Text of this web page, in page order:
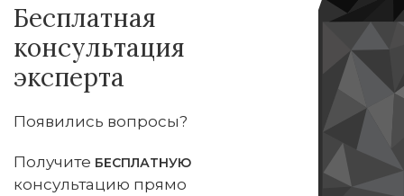
Бесплатная
консультация
эксперта
Появились вопросы?
Получите БЕСПЛАТНУЮ
консультацию прямо